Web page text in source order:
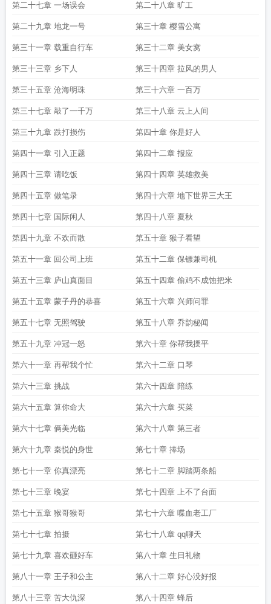
第二十七章 一场误会 第二十八章 旷工
第二十九章 地龙一号 第三十章 樱雪公寓
第三十一章 载重自行车 第三十二章 美女窝
第三十三章 乡下人 第三十四章 拉风的男人
第三十五章 沧海明珠 第三十六章 一百万
第三十七章 敲了一千万 第三十八章 云上人间
第三十九章 跌打损伤 第四十章 你是好人
第四十一章 引入正题 第四十二章 报应
第四十三章 请吃饭 第四十四章 英雄救美
第四十五章 做笔录 第四十六章 地下世界三大王
第四十七章 国际闲人 第四十八章 夏秋
第四十九章 不欢而散 第五十章 猴子看望
第五十一章 回公司上班 第五十二章 保镖兼司机
第五十三章 庐山真面目 第五十四章 偷鸡不成蚀把米
第五十五章 蒙子丹的恭喜 第五十六章 兴师问罪
第五十七章 无照驾驶 第五十八章 乔韵秘闻
第五十九章 冲冠一怒 第六十章 你帮我摆平
第六十一章 再帮我个忙 第六十二章 口琴
第六十三章 挑战 第六十四章 陪练
第六十五章 算你命大 第六十六章 买菜
第六十七章 俩美光临 第六十八章 第三者
第六十九章 秦悦的身世 第七十章 捧场
第七十一章 你真漂亮 第七十二章 脚踏两条船
第七十三章 晚宴 第七十四章 上不了台面
第七十五章 猴哥猴哥 第七十六章 喋血老工厂
第七十七章 拍摄 第七十八章 qq聊天
第七十九章 喜欢砸好车 第八十章 生日礼物
第八十一章 王子和公主 第八十二章 好心没好报
第八十三章 苦大仇深 第八十四章 蜂后